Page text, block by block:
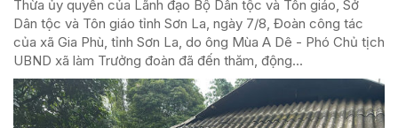
Thừa ủy quyền của Lãnh đạo Bộ Dân tộc và Tôn giáo, Sở
Dân tộc và Tôn giáo tỉnh Sơn La, ngày 7/8, Đoàn công tác
của xã Gia Phù, tỉnh Sơn La, do ông Mùa A Dê - Phó Chủ tịch
UBND xã làm Trưởng đoàn đã đến thăm, động...